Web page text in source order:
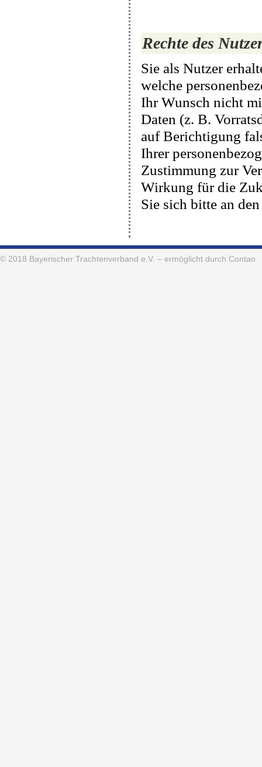
Rechte des
Sie als Nutzer
welche
Ihr Wunsch nicht
Daten (z. B.
auf Berichtigung
Ihrer
Zustimmung zur
Wirkung für die
Sie sich bitte an
© 2018 Bayerischer Trachtenverband e.V. – ermöglicht durch Contao